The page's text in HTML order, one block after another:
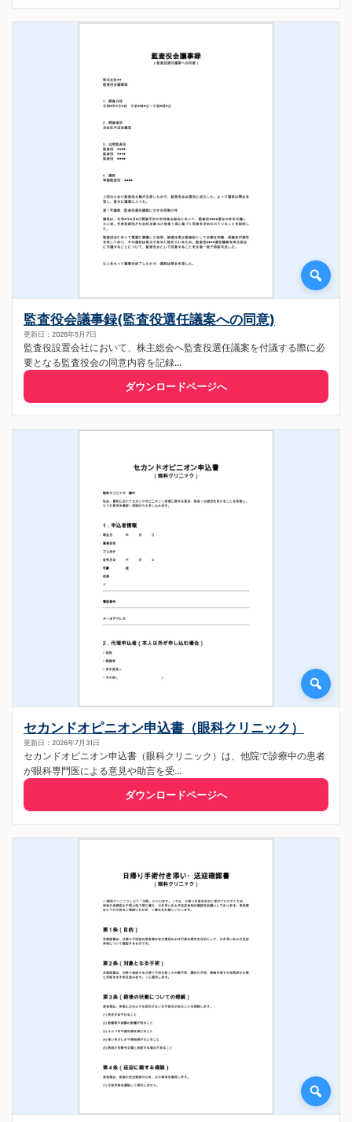
監査役会議事録(監査役選任議案への同意)
更新日：2026年5月7日
監査役設置会社において、株主総会へ監査役選任議案を付議する際に必
要となる監査役会の同意内容を記録...
ダウンロードページへ
セカンドオピニオン申込書（眼科クリニック）
更新日：2026年7月31日
セカンドオピニオン申込書（眼科クリニック）は、他院で診療中の患者
が眼科専門医による意見や助言を受...
ダウンロードページへ